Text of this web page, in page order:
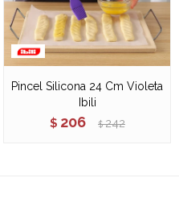
Pincel Silicona 24 Cm Violeta
Ibili
$ 206 $ 242